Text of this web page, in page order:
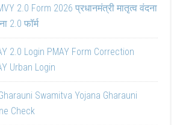
2.0 Form 2026 प्रधानमंत्री मातृत्व वंदना
2.0 फॉर्म
2.0 Login PMAY Form Correction
Urban Login
Swamitva Yojana Gharauni
Check